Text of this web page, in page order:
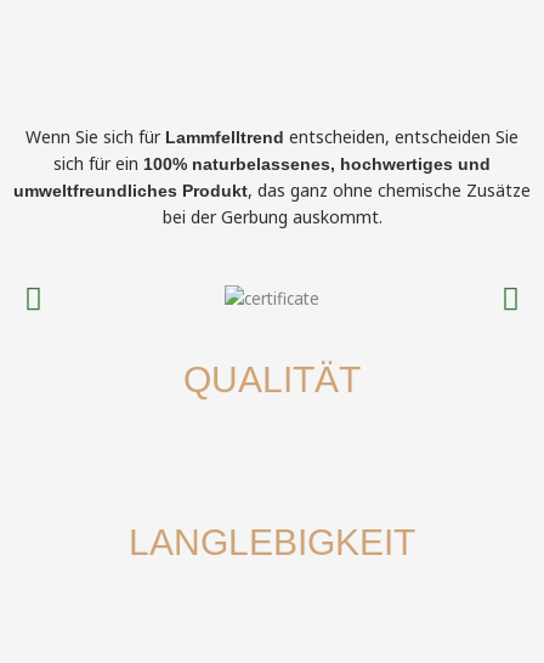
Wenn Sie sich für Lammfelltrend entscheiden, entscheiden Sie
sich für ein 100% naturbelassenes, hochwertiges und
umweltfreundliches Produkt, das ganz ohne chemische Zusätze
bei der Gerbung auskommt.
QUALITÄT
LANGLEBIGKEIT